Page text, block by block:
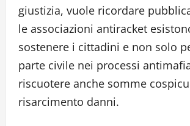
giustizia, vuole ricordare
le associazioni antiracket
sostenere i cittadini e non solo
parte civile nei processi
riscuotere anche somme
risarcimento danni.